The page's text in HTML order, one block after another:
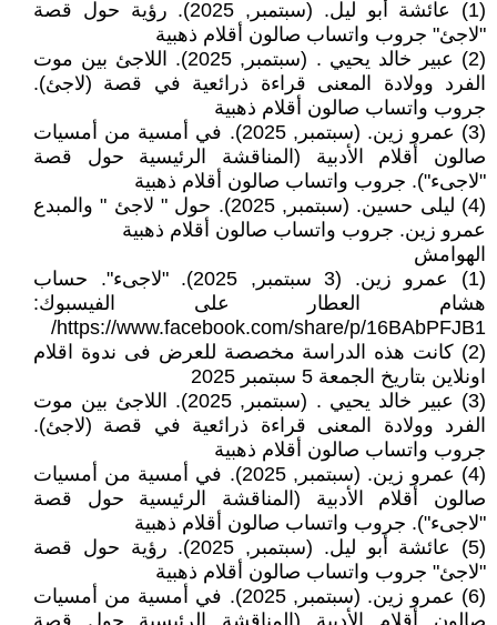
(1) عائشة أبو ليل. (سبتمبر, 2025). رؤية حول قصة
"لاجئ" جروب واتساب صالون أقلام ذهبية
(2) عبير خالد يحيي . (سبتمبر, 2025). اللاجئ بين موت
الفرد وولادة المعنى قراءة ذرائعية في قصة (لاجئ).
جروب واتساب صالون أقلام ذهبية
(3) عمرو زين. (سبتمبر, 2025). في أمسية من أمسيات
صالون أقلام الأدبية (المناقشة الرئيسية حول قصة
"لاجىء"). جروب واتساب صالون أقلام ذهبية
(4) ليلى حسين. (سبتمبر, 2025). حول " لاجئ " والمبدع
عمرو زين. جروب واتساب صالون أقلام ذهبية
الهوامش
(1) عمرو زين. (3 سبتمبر, 2025). "لاجىء". حساب
هشام العطار على الفيسبوك:
https://www.facebook.com/share/p/16BAbPFJB1/
(2) كانت هذه الدراسة مخصصة للعرض فى ندوة اقلام
اونلاين بتاريخ الجمعة 5 سبتمبر 2025
(3) عبير خالد يحيي . (سبتمبر, 2025). اللاجئ بين موت
الفرد وولادة المعنى قراءة ذرائعية في قصة (لاجئ).
جروب واتساب صالون أقلام ذهبية
(4) عمرو زين. (سبتمبر, 2025). في أمسية من أمسيات
صالون أقلام الأدبية (المناقشة الرئيسية حول قصة
"لاجىء"). جروب واتساب صالون أقلام ذهبية
(5) عائشة أبو ليل. (سبتمبر, 2025). رؤية حول قصة
"لاجئ" جروب واتساب صالون أقلام ذهبية
(6) عمرو زين. (سبتمبر, 2025). في أمسية من أمسيات